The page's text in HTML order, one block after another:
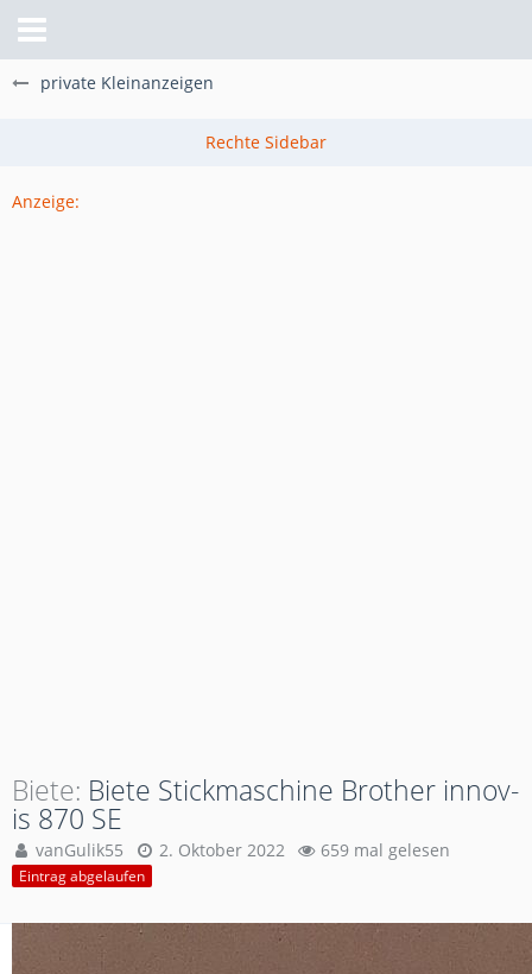
private Kleinanzeigen
Anzeige:
Biete Biete Stickmaschine Brother innov-
is 870 SE
vanGulik55 2. Oktober 2022 659 mal gelesen
Eintrag abgelaufen